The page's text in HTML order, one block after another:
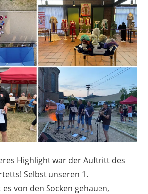
Highlight war der Auftritt des
Selbst unseren 1.
von den Socken gehauen,